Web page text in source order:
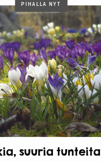
PIHALLA NYT
suuria tunteita